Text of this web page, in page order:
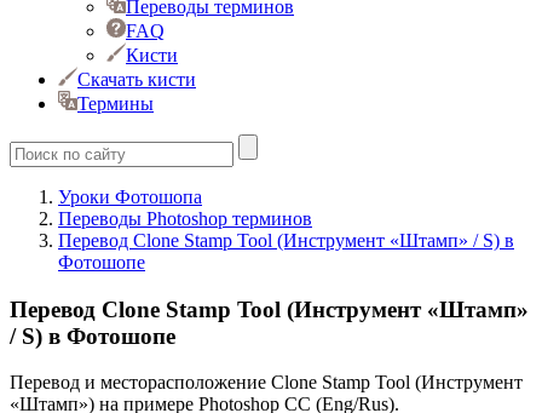
Переводы терминов
FAQ
Кисти
Скачать кисти
Термины
Уроки Фотошопа
Переводы Photoshop терминов
Перевод Clone Stamp Tool (Инструмент «Штамп» / S) в
Фотошопе
Перевод Clone Stamp Tool (Инструмент «Штамп»
/ S) в Фотошопе
Перевод и месторасположение Clone Stamp Tool (Инструмент
«Штамп») на примере Photoshop CC (Eng/Rus).